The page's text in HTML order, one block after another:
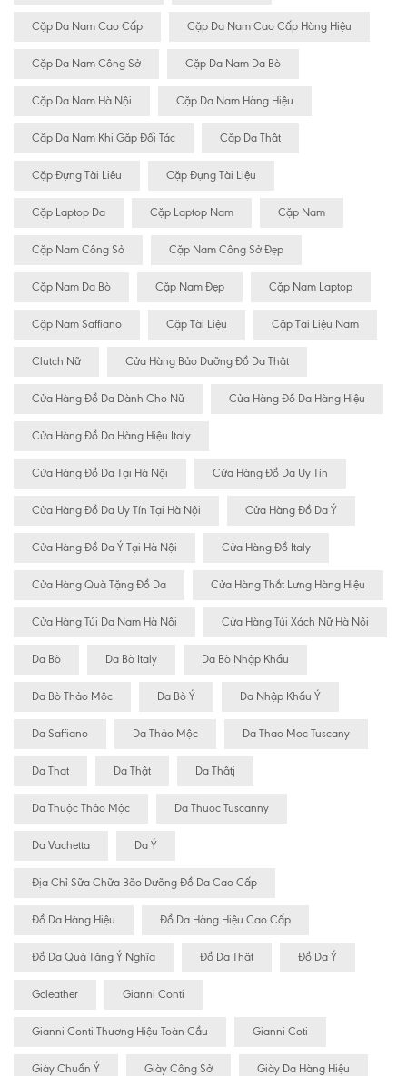
Cặp Da Nam Cao Cấp Cặp Da Nam Cao Cấp Hàng Hiệu
Cặp Da Nam Công Sở Cặp Da Nam Da Bò
Cặp Da Nam Hà Nội Cặp Da Nam Hàng Hiệu
Cặp Da Nam Khi Gặp Đối Tác Cặp Da Thật
Cặp Đựng Tài Liêu Cặp Đựng Tài Liệu
Cặp Laptop Da Cặp Laptop Nam Cặp Nam
Cặp Nam Công Sở Cặp Nam Công Sở Đẹp
Cặp Nam Da Bò Cặp Nam Đẹp Cặp Nam Laptop
Cặp Nam Saffiano Cặp Tài Liệu Cặp Tài Liệu Nam
Clutch Nữ Cửa Hàng Bảo Dưỡng Đồ Da Thật
Cửa Hàng Đồ Da Dành Cho Nữ Cửa Hàng Đồ Da Hàng Hiệu
Cửa Hàng Đồ Da Hàng Hiệu Italy
Cửa Hàng Đồ Da Tại Hà Nội Cửa Hàng Đồ Da Uy Tín
Cửa Hàng Đồ Da Uy Tín Tại Hà Nội Cửa Hàng Đồ Da Ý
Cửa Hàng Đồ Da Ý Tại Hà Nội Cửa Hàng Đồ Italy
Cửa Hàng Quà Tặng Đồ Da Cửa Hàng Thắt Lưng Hàng Hiệu
Cửa Hàng Túi Da Nam Hà Nội Cửa Hàng Túi Xách Nữ Hà Nội
Da Bò Da Bò Italy Da Bò Nhập Khẩu
Da Bò Thảo Mộc Da Bò Ý Da Nhập Khẩu Ý
Da Saffiano Da Thảo Mộc Da Thao Moc Tuscany
Da That Da Thật Da Thâtj
Da Thuộc Thảo Mộc Da Thuoc Tuscanny
Da Vachetta Da Ý
Địa Chỉ Sữa Chữa Bão Dưỡng Đồ Da Cao Cấp
Đồ Da Hàng Hiệu Đồ Da Hàng Hiệu Cao Cấp
Đồ Da Quà Tặng Ý Nghĩa Đồ Da Thật Đồ Da Ý
Gcleather Gianni Conti
Gianni Conti Thương Hiệu Toàn Cầu Gianni Coti
Giày Chuẩn Ý Giày Công Sở Giày Da Hàng Hiệu